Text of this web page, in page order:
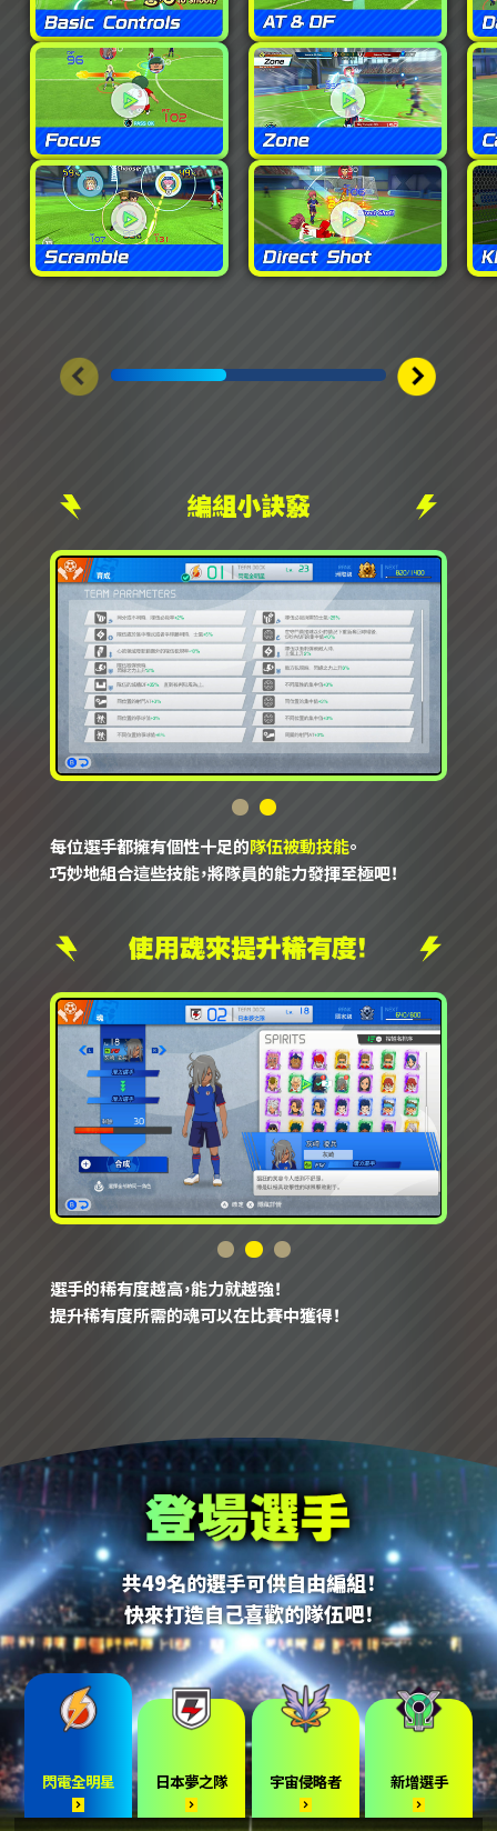
每位選手都擁有個性十足的隊伍被動技能。
巧妙地組合這些技能，將隊員的能力發揮至極吧！
選手的稀有度越高，能力就越強！
提升稀有度所需的魂可以在比賽中獲得！
共49名的選手可供自由編組！
快來打造自己喜歡的隊伍吧！
閃電全明星 日本夢之隊 宇宙侵略者 新增選手